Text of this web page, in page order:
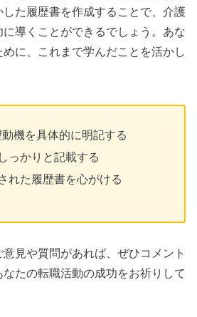
た履歴書を作成することで、介護
導くことができるでしょう。あな
に、これまで学んだことを活かし
機を具体的に明記する
っかりと記載する
れた履歴書を心がける
見や質問があれば、ぜひコメント
たの転職活動の成功をお祈りして